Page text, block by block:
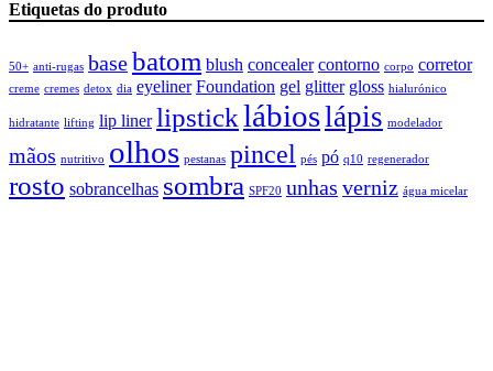
Etiquetas do produto
50+ anti-rugas basebatom blush concealer contorno corpo corretor
creme cremes detox dia eyeliner Foundation gel glitter gloss hialurónico
hidratante lifting lip liner lipsticklábioslápis modelador
mãos nutritivo olhos pestanas pincel pés pó q10 regenerador
rosto sobrancelhas sombra SPF20 unhas verniz água micelar